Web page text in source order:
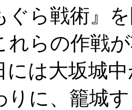
ぐら戦術』
れらの作戦
には大坂城
りに、籠城